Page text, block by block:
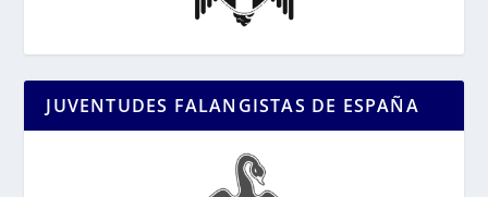
JUVENTUDES FALANGISTAS DE ESPAÑA